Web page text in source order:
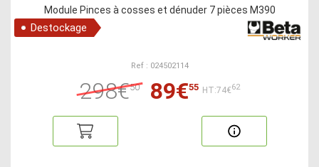
Module Pinces à cosses et dénuder 7 pièces M390
Destockage
Ref : 024502114
298€50 89€55 HT:74€62